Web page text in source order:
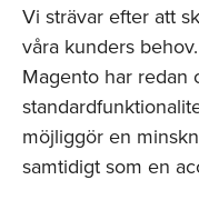
Vi strävar efter att
våra kunders
Magento har redan
möjliggör en
samtidigt som en